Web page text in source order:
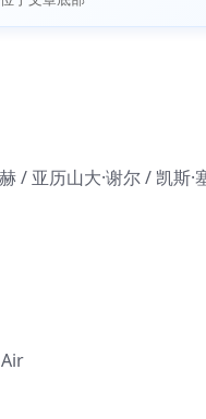
/ 亚历山大·谢尔 / 凯斯